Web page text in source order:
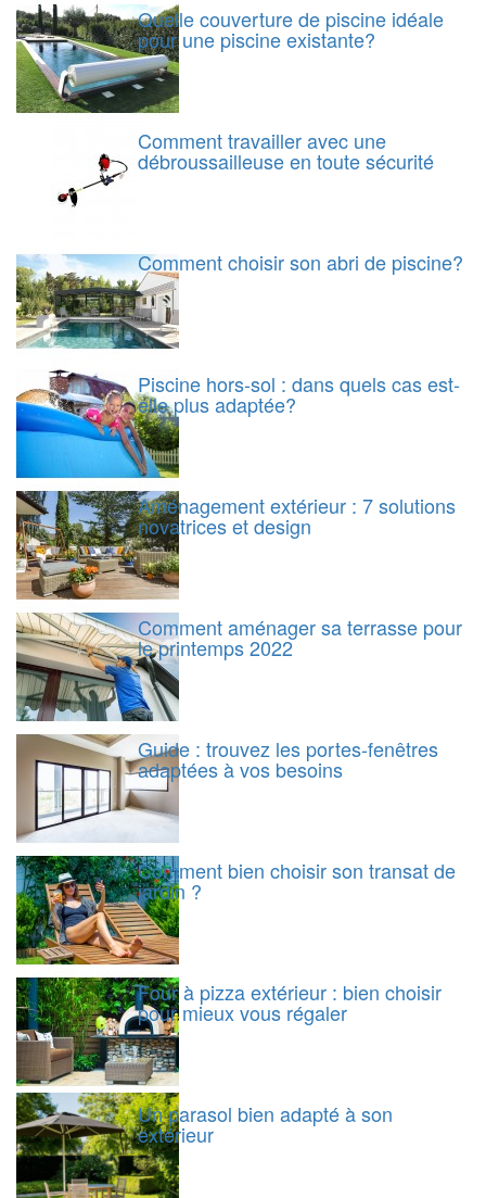
Quelle couverture de piscine idéale
pour une piscine existante?
Comment travailler avec une
débroussailleuse en toute sécurité
Comment choisir son abri de piscine?
Piscine hors-sol : dans quels cas est-
elle plus adaptée?
Aménagement extérieur : 7 solutions
novatrices et design
Comment aménager sa terrasse pour
le printemps 2022
Guide : trouvez les portes-fenêtres
adaptées à vos besoins
Comment bien choisir son transat de
jardin ?
Four à pizza extérieur : bien choisir
pour mieux vous régaler
Un parasol bien adapté à son
extérieur